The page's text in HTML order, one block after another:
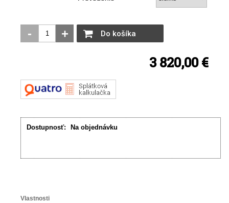
- + Do košíka
3 820,00 €
Dostupnosť: Na objednávku
Vlastnosti